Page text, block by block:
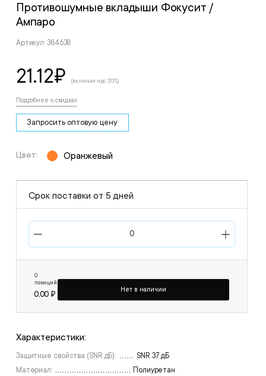
Противошумные вкладыши Фокусит /
Ампаро
Артикул: 384638
21.12₽ (включая ндс 20%)
Подробнее о скидках
Запросить оптовую цену
Цвет: Оранжевый
Срок поставки от 5 дней
0
позиций
0,00 ₽
Нет в наличии
Характеристики:
Защитные свойства (SNR дБ):
SNR 37 дБ
Материал:
Полиуретан